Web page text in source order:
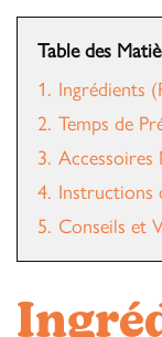
Table des
1. Ingrédients
2. Temps de
3. Accessoires
4. Instructions
5. Conseils et